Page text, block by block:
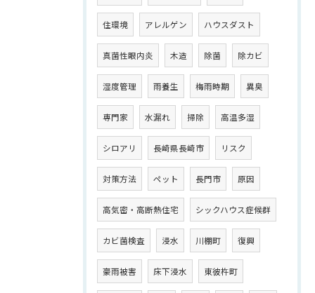
住環境 アレルゲン ハウスダスト
真菌性眼内炎 木造 除菌 除カビ
湿度管理 雨養生 梅雨時期 異臭
専門家 水漏れ 掃除 高温多湿
シロアリ 長崎県長崎市 リスク
対策方法 ペット 長門市 原因
高気密・高断熱住宅 シックハウス症候群
カビ菌検査 浸水 川棚町 復興
豪雨被害 床下浸水 東彼杵町